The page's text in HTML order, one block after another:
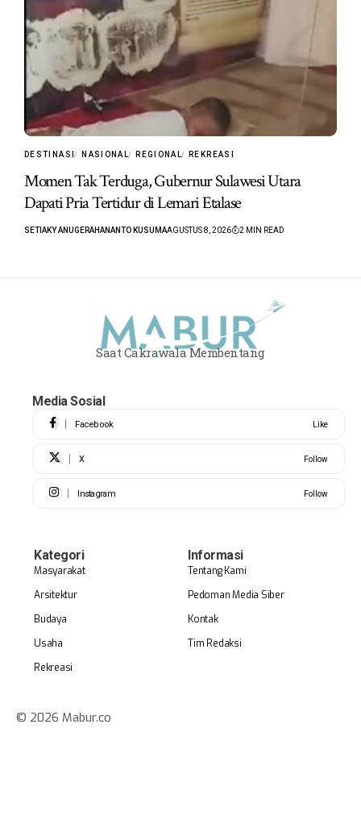
DESTINASI NASIONAL REGIONAL REKREASI
Momen Tak Terduga, Gubernur Sulawesi Utara
Dapati Pria Tertidur di Lemari Etalase
SETIAKY ANUGERAHANANTO KUSUMAAGUSTUS 8, 2026 2 MIN READ
Saat Cakrawala Membentang
Media Sosial
Facebook Like
X Follow
Instagram Follow
Kategori
Masyarakat
Arsitektur
Budaya
Usaha
Rekreasi
Informasi
Tentang Kami
Pedoman Media Siber
Kontak
Tim Redaksi
© 2026 Mabur.co